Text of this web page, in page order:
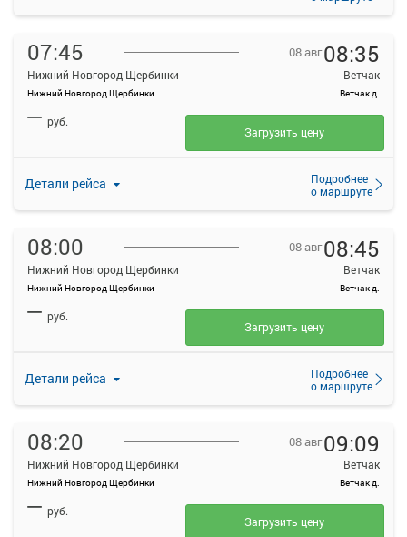
07:45
Нижний Новгород Щербинки
Нижний Новгород Щербинки
08 авг08:35
Ветчак
Ветчак д.
Детали рейса
Подробнее
о маршруте
— руб.
Загрузить цену
08:00
Нижний Новгород Щербинки
Нижний Новгород Щербинки
08 авг08:45
Ветчак
Ветчак д.
Детали рейса
Подробнее
о маршруте
— руб.
Загрузить цену
08:20
Нижний Новгород Щербинки
Нижний Новгород Щербинки
08 авг09:09
Ветчак
Ветчак д.
— руб.
Загрузить цену